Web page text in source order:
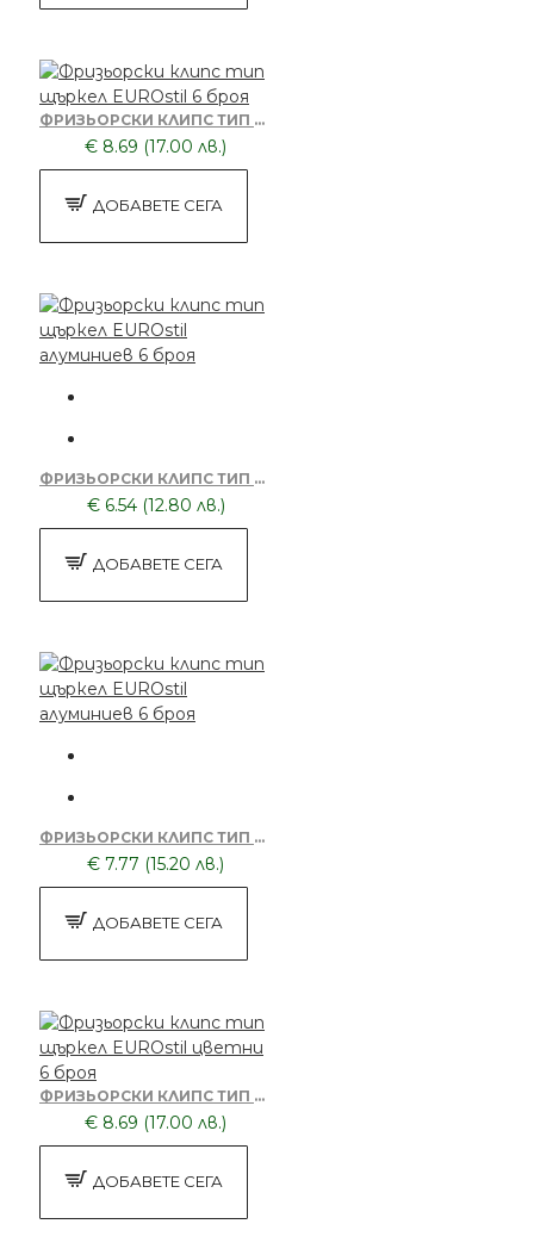
ФРИЗЬОРСКИ КЛИПС ТИП ЩЪРКЕЛ EUROSTIL 6 БРОЯ
€ 8.69 (17.00 лв.)
ДОБАВЕТЕ СЕГА
ФРИЗЬОРСКИ КЛИПС ТИП ЩЪРКЕЛ EUROSTIL АЛУМИНИЕВ 6 БРОЯ
€ 6.54 (12.80 лв.)
ДОБАВЕТЕ СЕГА
ФРИЗЬОРСКИ КЛИПС ТИП ЩЪРКЕЛ EUROSTIL АЛУМИНИЕВ 6 БРОЯ
€ 7.77 (15.20 лв.)
ДОБАВЕТЕ СЕГА
ФРИЗЬОРСКИ КЛИПС ТИП ЩЪРКЕЛ EUROSTIL ЦВЕТНИ 6 БРОЯ
€ 8.69 (17.00 лв.)
ДОБАВЕТЕ СЕГА